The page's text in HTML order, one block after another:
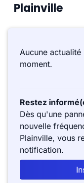
Plainville
Aucune actualité
moment.
Restez
Dès qu'une
nouvelle
Plainville, vous
notification.